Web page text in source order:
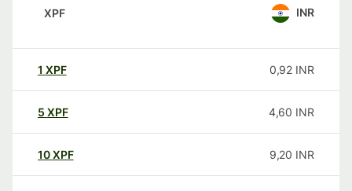
XPF INR
1 XPF 0,92 INR
5 XPF 4,60 INR
10XPF 9,20 INR